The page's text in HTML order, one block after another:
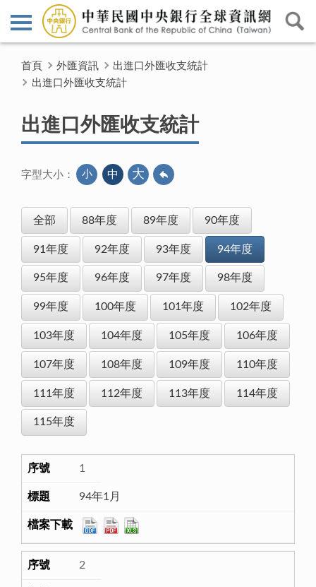
首頁 外匯資訊
出進口外匯收支統計
出進口外匯收支統計
出進口外匯收支統計
字型大小： 小 中 大
全部 88年度 89年度 90年度
91年度 92年度 93年度 94年度
95年度 96年度 97年度 98年度
99年度 100年度 101年度 102年度
103年度 104年度 105年度 106年度
107年度 108年度 109年度 110年度
111年度 112年度 113年度 114年度
115年度
1
94年1月
2